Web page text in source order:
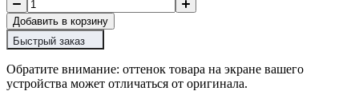
Добавить в корзину
Быстрый заказ
Обратите внимание: оттенок товара на экране вашего
устройства может отличаться от оригинала.